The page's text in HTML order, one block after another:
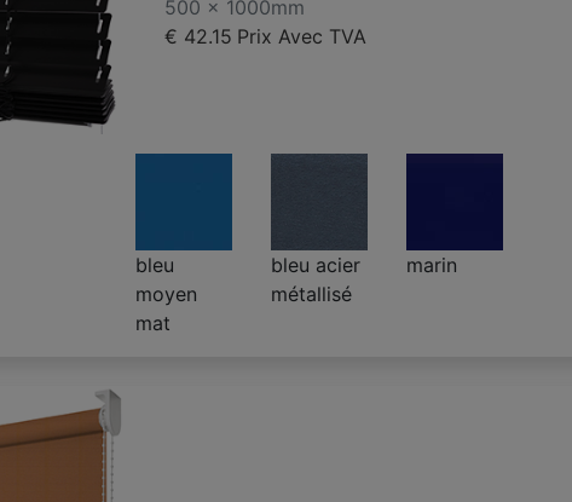
500 x 1000mm
€ 42.15 Prix Avec TVA
bleu
moyen
mat
bleu acier
métallisé
marin